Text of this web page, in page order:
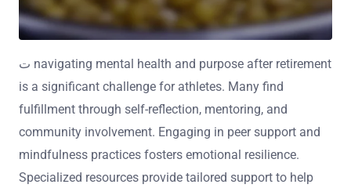
ت navigating mental health and purpose after retirement
is a significant challenge for athletes. Many find
fulfillment through self-reflection, mentoring, and
community involvement. Engaging in peer support and
mindfulness practices fosters emotional resilience.
Specialized resources provide tailored support to help